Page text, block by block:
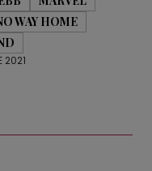
WAY HOME
2021